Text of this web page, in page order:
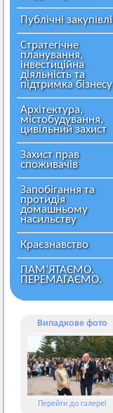
Публічні закупівлі
Стратегічне
планування,
інвестиційна
діяльність та
підтримка бізнесу
Архітектура,
містобудування,
цивільний захист
Захист прав
споживачів
Запобігання та
протидія
домашньому
насильству
Краєзнавство
ПАМ’ЯТАЄМО.
ПЕРЕМАГАЄМО.
Випадкове фото
Перейти до галереї